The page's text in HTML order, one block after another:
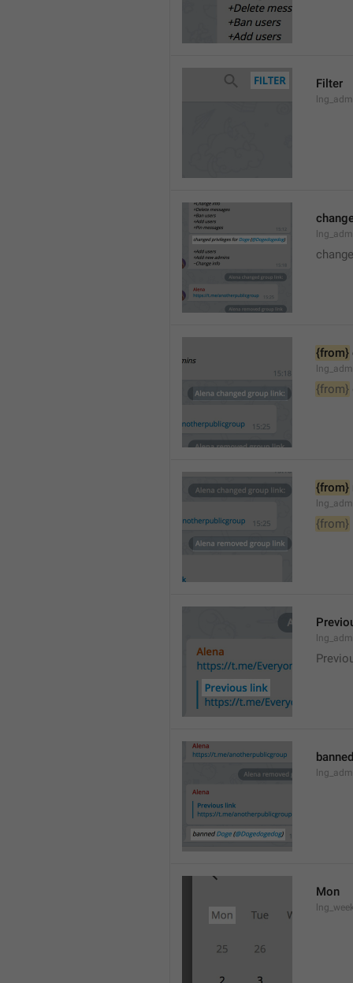
Filter
{from}
{from}
{from}
{from}
Mon